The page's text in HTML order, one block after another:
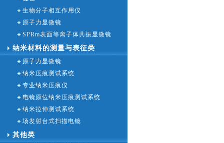
生物分子相互作用仪
原子力显微镜
SPRm表面等离子体共振显微镜
纳米材料的测量与表征类
原子力显微镜
纳米压痕测试系统
专业纳米压痕仪
电镜原位纳米压痕测试系统
纳米拉伸测试系统
场发射台式扫描电镜
其他类